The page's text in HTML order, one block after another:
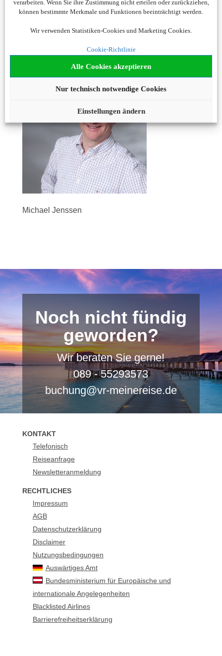
verarbeiten. Wenn Sie ihre Zustimmung nicht erteilen oder zurückziehen,
können bestimmte Merkmale und Funktionen beeinträchtigt werden.
Wir verwenden Statistiken-Cookies und Marketing Cookies.
Cookie-Richtlinie
Alle Cookies akzeptieren
Nur technisch notwendige Cookies
Einstellungen ändern
erholsame Urlaubstage und erlebnisreiche Reisen
in alle Welt!
Herzlichst Ihr
Michael Jenssen
Noch nicht fündig
geworden?
Wir beraten Sie gerne!
089 - 55293573
buchung@vr-meinereise.de
KONTAKT
Telefonisch
Reiseanfrage
Newsletteranmeldung
RECHTLICHES
Impressum
AGB
Datenschutzerklärung
Disclaimer
Nutzungsbedingungen
Auswärtiges Amt
Bundesministerium für Europäische und
internationale Angelegenheiten
Blacklisted Airlines
Barrierefreiheitserklärung